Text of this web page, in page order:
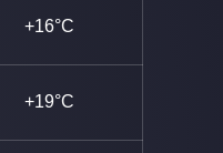
+16°C
+19°C